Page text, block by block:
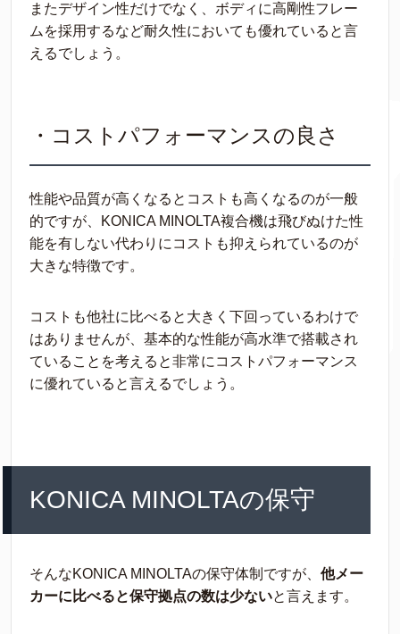
またデザイン性だけでなく、ボディに高剛性フレー
ムを採用するなど耐久性においても優れていると言
えるでしょう。
・コストパフォーマンスの良さ
性能や品質が高くなるとコストも高くなるのが一般
的ですが、KONICA MINOLTA複合機は飛びぬけた性
能を有しない代わりにコストも抑えられているのが
大きな特徴です。
コストも他社に比べると大きく下回っているわけで
はありませんが、基本的な性能が高水準で搭載され
ていることを考えると非常にコストパフォーマンス
に優れていると言えるでしょう。
KONICA MINOLTAの保守
そんなKONICA MINOLTAの保守体制ですが、 他メー
カーに比べると保守拠点の数は少ないと言えます。